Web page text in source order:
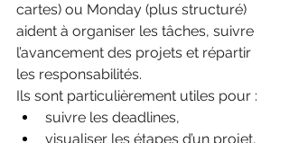
cartes) ou Monday (plus structuré)
aident à organiser les tâches, suivre
l’avancement des projets et répartir
les responsabilités.
Ils sont particulièrement utiles pour :
suivre les deadlines,
visualiser les étapes d’un projet,